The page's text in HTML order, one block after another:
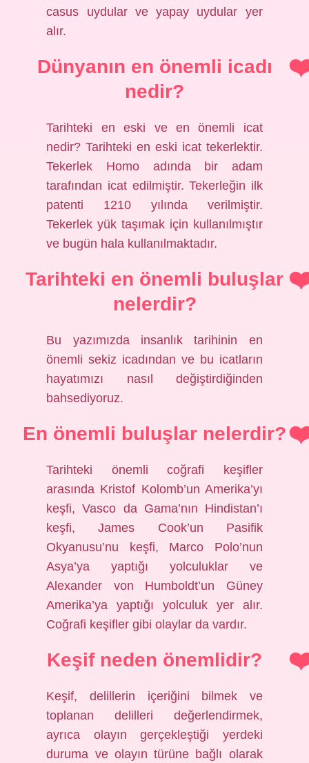
casus uydular ve yapay uydular yer
alır.
Dünyanın en önemli icadı
nedir?
Tarihteki en eski ve en önemli icat
nedir? Tarihteki en eski icat tekerlektir.
Tekerlek Homo adında bir adam
tarafından icat edilmiştir. Tekerleğin ilk
patenti 1210 yılında verilmiştir.
Tekerlek yük taşımak için kullanılmıştır
ve bugün hala kullanılmaktadır.
Tarihteki en önemli buluşlar
nelerdir?
Bu yazımızda insanlık tarihinin en
önemli sekiz icadından ve bu icatların
hayatımızı nasıl değiştirdiğinden
bahsediyoruz.
En önemli buluşlar nelerdir?
Tarihteki önemli coğrafi keşifler
arasında Kristof Kolomb’un Amerika’yı
keşfi, Vasco da Gama’nın Hindistan’ı
keşfi, James Cook’un Pasifik
Okyanusu’nu keşfi, Marco Polo’nun
Asya’ya yaptığı yolculuklar ve
Alexander von Humboldt’un Güney
Amerika’ya yaptığı yolculuk yer alır.
Coğrafi keşifler gibi olaylar da vardır.
Keşif neden önemlidir?
Keşif, delillerin içeriğini bilmek ve
toplanan delilleri değerlendirmek,
ayrıca olayın gerçekleştiği yerdeki
duruma ve olayın türüne bağlı olarak